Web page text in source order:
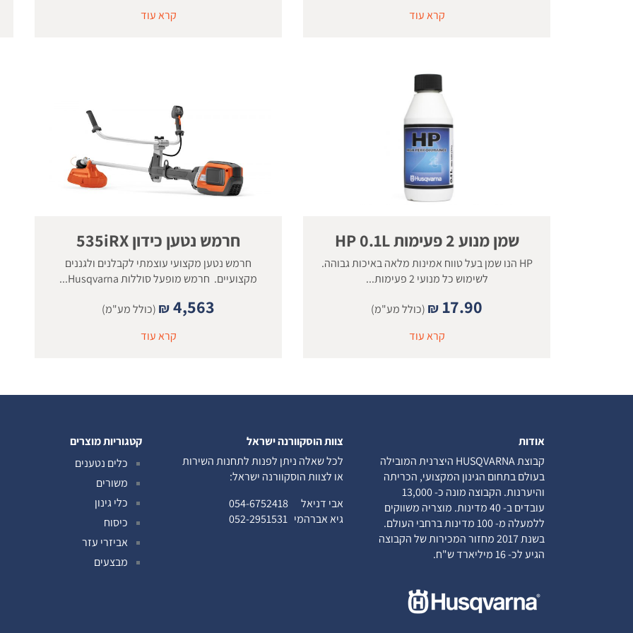
קרא עוד
קרא עוד
שמן מנוע 2 פעימות HP 0.1L
HP הנו שמן בעל טווח אמינות מלאה באיכות גבוהה.
לשימוש כל מנועי 2 פעימות...
₪ 17.90
(כולל מע"מ)
קרא עוד
חרמש נטען כידון 535iRX
חרמש נטען מקצועי עוצמתי לקבלנים ולגננים
מקצועיים. חרמש מופעל סוללות Husqvarna...
₪4,563
(כולל מע"מ)
קרא עוד
אודות
קבוצת HUSQVARNA היצרנית המובילה
בעולם בתחום הגינון המקצועי, הכריתה
והיערנות. הקבוצה מונה כ- 13,000
עובדים ב- 40 מדינות. מוצריה משווקים
ללמעלה מ- 100 מדינות ברחבי העולם.
בשנת 2017 מחזור המכירות של הקבוצה
הגיע לכ- 16 מיליארד ש"ח.
צוות הוסקוורנה ישראל
לכל שאלה ניתן לפנות לתחנות השירות
או לצוות הוסקוורנה ישראל:
אבי דניאל 054-6752418
גיא אברהמי 052-2951531
קטגוריות מוצרים
כלים נטענים
משורים
כלי גינון
כיסוח
אביזרי עזר
מבצעים